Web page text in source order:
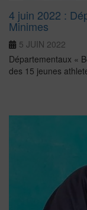
4 juin 2022 :
Minimes
5 JUIN 2022
Départementaux «
des 15 jeunes